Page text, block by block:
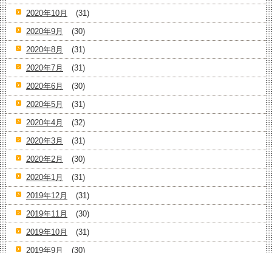
2020年10月
(31)
2020年9月
(30)
2020年8月
(31)
2020年7月
(31)
2020年6月
(30)
2020年5月
(31)
2020年4月
(32)
2020年3月
(31)
2020年2月
(30)
2020年1月
(31)
2019年12月
(31)
2019年11月
(30)
2019年10月
(31)
2019年9月
(30)